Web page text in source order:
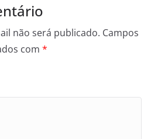
não será publicado. Campos
com *